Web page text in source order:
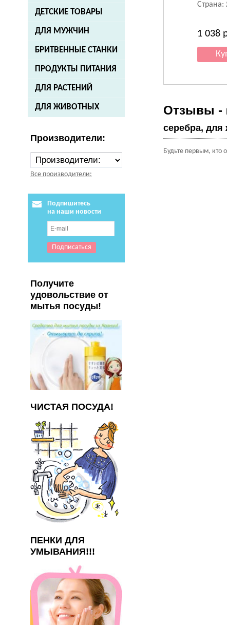
ДЕТСКИЕ ТОВАРЫ
ДЛЯ МУЖЧИН
БРИТВЕННЫЕ СТАНКИ
ПРОДУКТЫ ПИТАНИЯ
ДЛЯ РАСТЕНИЙ
ДЛЯ ЖИВОТНЫХ
Производители:
Все производители:
Подпишитесь
на наши новости
Получите
удовольствие от
мытья посуды!
ЧИСТАЯ ПОСУДА!
ПЕНКИ ДЛЯ
УМЫВАНИЯ!!!
Страна:
1 038
Отзывы -
серебра, для
Будьте первым, кто